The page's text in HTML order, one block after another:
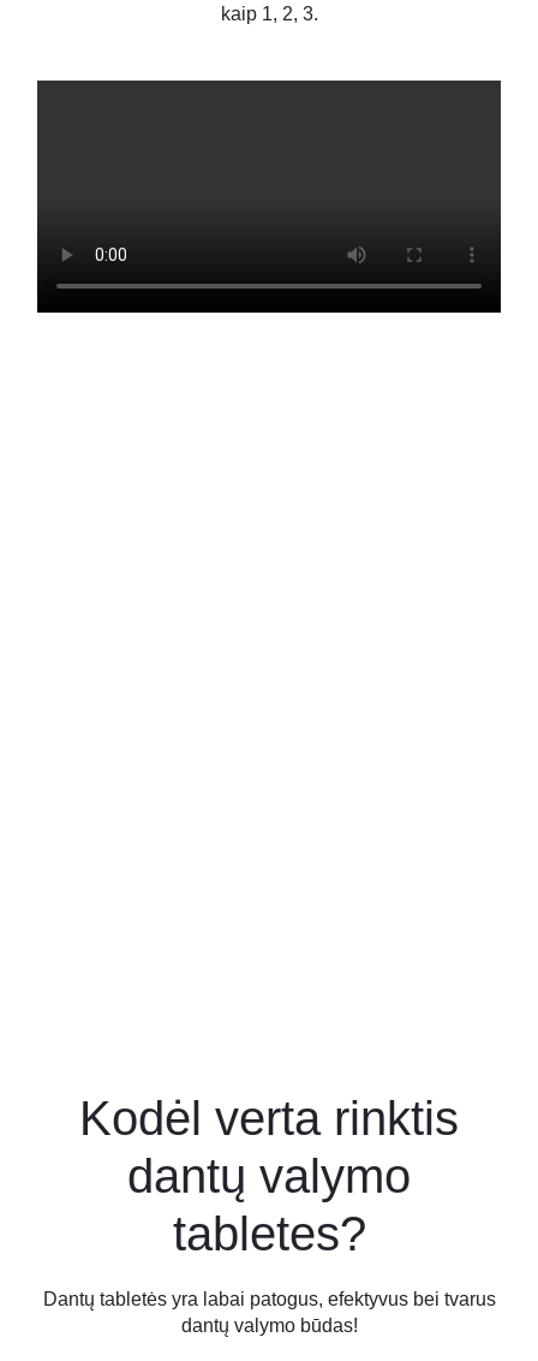
kaip 1, 2, 3.
Kodėl verta rinktis
dantų valymo
tabletes?
Dantų tabletės yra labai patogus, efektyvus bei tvarus
dantų valymo būdas!